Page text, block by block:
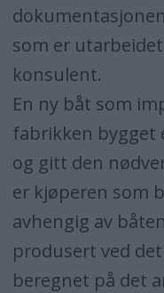
som er
konsulent.
En ny båt som
fabrikken bygget
og gitt den
er kjøperen som
avhengig av
produsert ved
beregnet på det